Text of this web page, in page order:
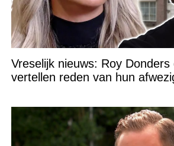
Vreselijk nieuws: Roy Donders
vertellen reden van hun